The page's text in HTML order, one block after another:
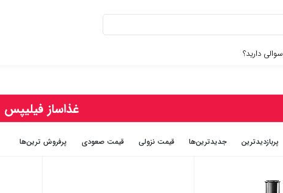
سوالی دارید؟
غذاساز فیلیپس
پربازديدترين جديدترين‌ها قيمت نزولی قيمت صعودی پرفروش ترین‌ها